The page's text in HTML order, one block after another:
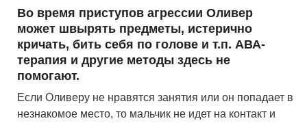
Во время приступов агрессии Оливер
может швырять предметы, истерично
кричать, бить себя по голове и т.п. АВА-
терапия и другие методы здесь не
помогают.
Если Оливеру не нравятся занятия или он попадает в
незнакомое место, то мальчик не идет на контакт и